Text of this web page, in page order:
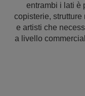
entrambi i lati è
copisterie,
e artisti che
a livello